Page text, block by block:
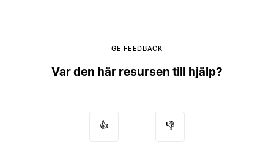
GE FEEDBACK
Var den här resursen till hjälp?
👍 👎